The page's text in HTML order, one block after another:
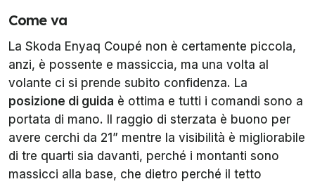
Come va
La Skoda Enyaq Coupé non è certamente piccola,
anzi, è possente e massiccia, ma una volta al
volante ci si prende subito confidenza. La
posizione di guida è ottima e tutti i comandi sono a
portata di mano. Il raggio di sterzata è buono per
avere cerchi da 21” mentre la visibilità è migliorabile
di tre quarti sia davanti, perché i montanti sono
massicci alla base, che dietro perché il tetto